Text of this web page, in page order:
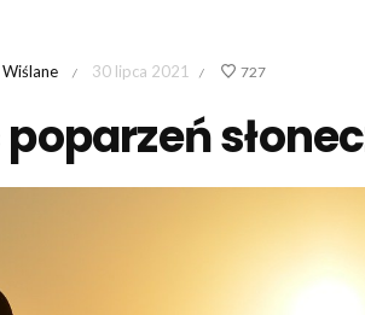
Wiślane / 30 lipca 2021 / 727